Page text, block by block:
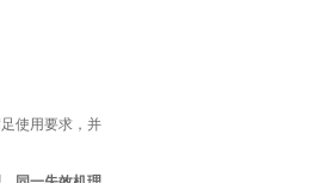
使用要求，并